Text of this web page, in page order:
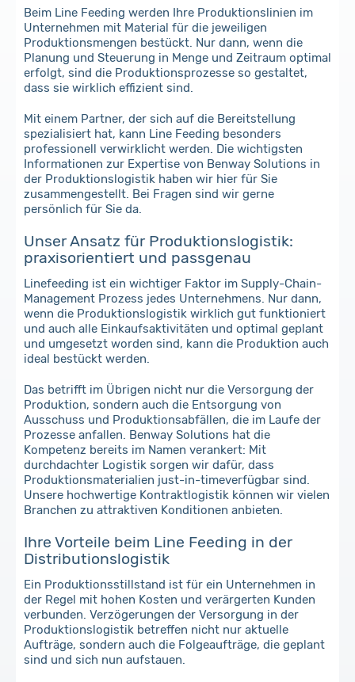
Beim Line Feeding werden Ihre Produktionslinien im
Unternehmen mit Material für die jeweiligen
Produktionsmengen bestückt. Nur dann, wenn die
Planung und Steuerung in Menge und Zeitraum optimal
erfolgt, sind die Produktionsprozesse so gestaltet,
dass sie wirklich effizient sind.
Mit einem Partner, der sich auf die Bereitstellung
spezialisiert hat, kann Line Feeding besonders
professionell verwirklicht werden. Die wichtigsten
Informationen zur Expertise von Benway Solutions in
der Produktionslogistik haben wir hier für Sie
zusammengestellt. Bei Fragen sind wir gerne
persönlich für Sie da.
Unser Ansatz für Produktionslogistik:
praxisorientiert und passgenau
Linefeeding ist ein wichtiger Faktor im Supply-Chain-
Management Prozess jedes Unternehmens. Nur dann,
wenn die Produktionslogistik wirklich gut funktioniert
und auch alle Einkaufsaktivitäten und optimal geplant
und umgesetzt worden sind, kann die Produktion auch
ideal bestückt werden.
Das betrifft im Übrigen nicht nur die Versorgung der
Produktion, sondern auch die Entsorgung von
Ausschuss und Produktionsabfällen, die im Laufe der
Prozesse anfallen. Benway Solutions hat die
Kompetenz bereits im Namen verankert: Mit
durchdachter Logistik sorgen wir dafür, dass
Produktionsmaterialien just-in-timeverfügbar sind.
Unsere hochwertige Kontraktlogistik können wir vielen
Branchen zu attraktiven Konditionen anbieten.
Ihre Vorteile beim Line Feeding in der
Distributionslogistik
Ein Produktionsstillstand ist für ein Unternehmen in
der Regel mit hohen Kosten und verärgerten Kunden
verbunden. Verzögerungen der Versorgung in der
Produktionslogistik betreffen nicht nur aktuelle
Aufträge, sondern auch die Folgeaufträge, die geplant
sind und sich nun aufstauen.